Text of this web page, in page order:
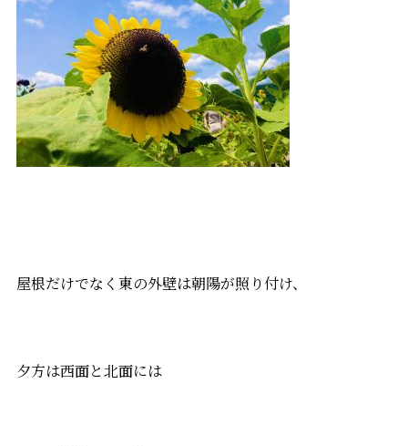
屋根だけでなく東の外壁は朝陽が照り付け、
夕方は西面と北面には